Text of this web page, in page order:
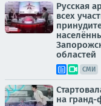
Русская
всех
областей
СМИ
на